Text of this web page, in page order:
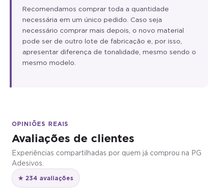
Recomendamos comprar toda a quantidade
necessária em um único pedido. Caso seja
necessário comprar mais depois, o novo material
pode ser de outro lote de fabricação e, por isso,
apresentar diferença de tonalidade, mesmo sendo o
mesmo modelo.
OPINIÕES REAIS
Avaliações de clientes
Experiências compartilhadas por quem já comprou na PG
Adesivos.
★ 234 avaliações